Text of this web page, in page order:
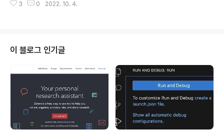
다. 예를 들면, 26은 52과 12의 합이다; 또한 42 + 32 + 1 www.acmicpc.
3 0 2022. 10. 4.
이 블로그 인기글